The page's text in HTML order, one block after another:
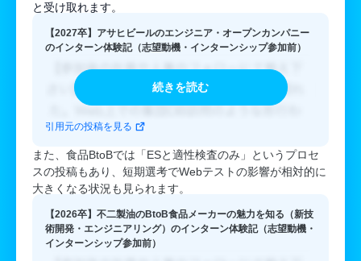
と受け取れます。
【2027卒】アサヒビールのエンジニア・オープンカンパニー
のインターン体験記（志望動機・インターンシップ参加前）
続きを読む
引用元の投稿を見る
また、食品BtoBでは「ESと適性検査のみ」というプロセ
スの投稿もあり、短期選考でWebテストの影響が相対的に
大きくなる状況も見られます。
【2026卒】不二製油のBtoB食品メーカーの魅力を知る（新技
術開発・エンジニアリング）のインターン体験記（志望動機・
インターンシップ参加前）